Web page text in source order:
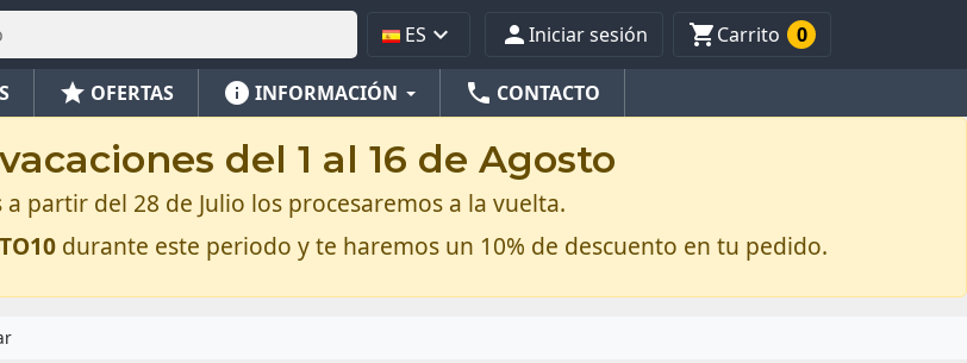
ES  Iniciar sesión Carrito 0
star OFERTAS info INFORMACIÓN phone CONTACTO
del 1 al 16 de Agosto
partir del 28 de Julio los procesaremos a la vuelta.
durante este periodo y te haremos un 10% de descuento en tu pedido.